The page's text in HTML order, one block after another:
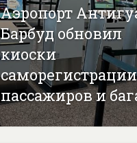
Аэропорт
Барбуд обновил
киоски
саморегистрации
пассажиров и